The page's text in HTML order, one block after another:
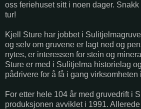
oss feriehuset sitt i noen dager.
tur!
Kjell Sture har jobbet i
og selv om gruvene er lagt ned og
nytes, er interessen for stein og
Sture er med i Sulitjelma historielag
pådrivere for å få i gang virksomheten
For etter hele 104 år med gruvedrift i
produksjonen avviklet i 1991.